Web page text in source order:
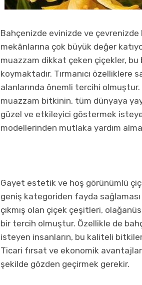
Bahçenizde evinizde ve
mekânlarına çok büyük değer
muazzam dikkat çeken çiçekler,
koymaktadır. Tırmanıcı özelliklere
alanlarında önemli tercihi olmuştur.
muazzam bitkinin, tüm dünyaya
güzel ve etkileyici göstermek
modellerinden mutlaka yardım
Gayet estetik ve hoş görünümlü
geniş kategoriden fayda
çıkmış olan çiçek çeşitleri,
bir tercih olmuştur. Özellikle de
isteyen insanların, bu kaliteli
Ticari fırsat ve ekonomik
şekilde gözden geçirmek gerekir.